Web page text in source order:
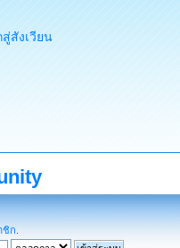
สังเวียน
ชิก